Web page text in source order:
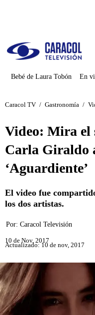
Bebé de Laura Tobón En
Caracol TV / Gastronomía /
Video: Mira el
Carla Giraldo
‘Aguardiente’
El video fue
los dos artistas.
Por: Caracol Televisión
10 de Nov, 2017
Actualizado: 10 de nov, 2017